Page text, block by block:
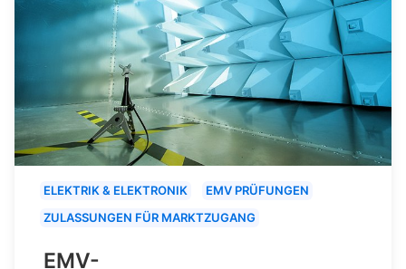
ELEKTRIK & ELEKTRONIK
EMV PRÜFUNGEN
ZULASSUNGEN FÜR MARKTZUGANG
EMV-